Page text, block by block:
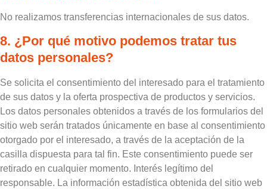
No realizamos transferencias internacionales de sus datos.
8. ¿Por qué motivo podemos tratar tus
datos personales?
Se solicita el consentimiento del interesado para el tratamiento
de sus datos y la oferta prospectiva de productos y servicios.
Los datos personales obtenidos a través de los formularios del
sitio web serán tratados únicamente en base al consentimiento
otorgado por el interesado, a través de la aceptación de la
casilla dispuesta para tal fin. Este consentimiento puede ser
retirado en cualquier momento. Interés legítimo del
responsable. La información estadística obtenida del sitio web